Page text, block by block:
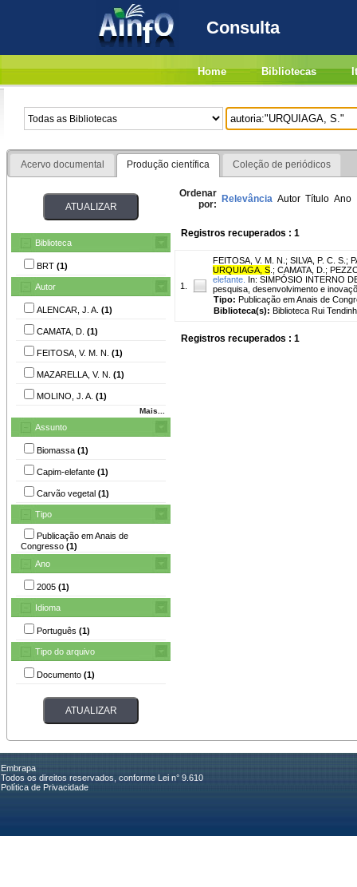
Consulta
Home Bibliotecas
Acervo documental Produção científica Coleção de periódicos
Biblioteca
BRT (1)
Autor
ALENCAR, J. A. (1)
CAMATA, D. (1)
FEITOSA, V. M. N. (1)
MAZARELLA, V. N. (1)
MOLINO, J. A. (1)
Mais...
Assunto
Biomassa (1)
Capim-elefante (1)
Carvão vegetal (1)
Tipo
Publicação em Anais de
Congresso (1)
Ano
2005 (1)
Idioma
Português (1)
Tipo do arquivo
Documento (1)
Ordenar
por: Relevância Autor Título Ano
Registros recuperados : 1
1.
FEITOSA, V. M. N. ; SILVA, P. C. S. ;
URQUIAGA, S ; CAMATA, D. ;
elefante. In: SIMPÓSIO INTERNO
pesquisa, desenvolvimento e
Tipo: Publicação em Anais de
Biblioteca(s): Biblioteca Rui
Registros recuperados : 1
Embrapa
Todos os direitos reservados, conforme Lei n° 9.610
Política de Privacidade